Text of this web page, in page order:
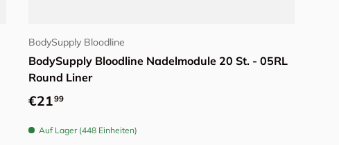
BodySupply Bloodline
BodySupply Bloodline Nadelmodule 20 St. - 05RL
Round Liner
Normaler Preis
€2199
Auf Lager (448 Einheiten)